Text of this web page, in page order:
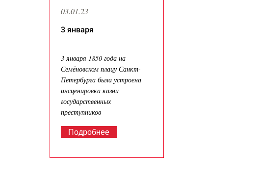
03.01.23
3 января
3 января 1850 года на
Семёновском плацу Санкт-
Петербурга была устроена
инсценировка казни
государственных
преступников
Подробнее